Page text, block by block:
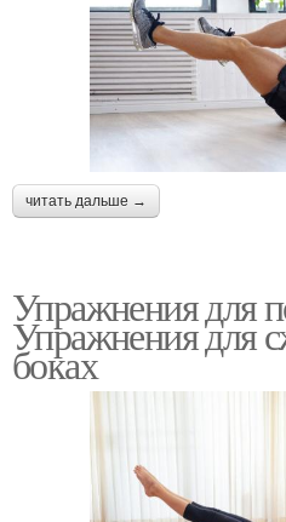
читать дальше →
Упражнения для
Упражнения для
боках